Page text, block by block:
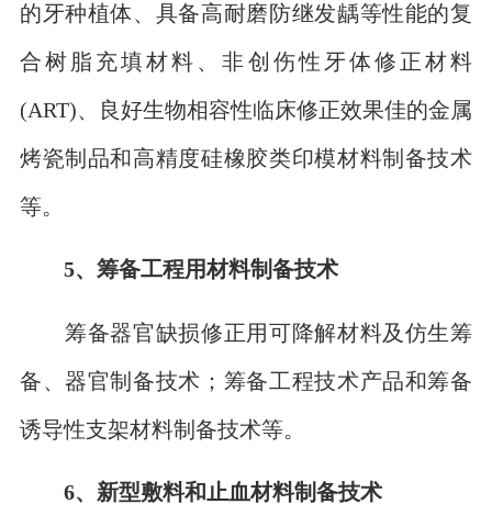
的牙种植体、具备高耐磨防继发龋等性能的复
合树脂充填材料、非创伤性牙体修正材料
(ART)、良好生物相容性临床修正效果佳的金属
烤瓷制品和高精度硅橡胶类印模材料制备技术
等。
5、筹备工程用材料制备技术
筹备器官缺损修正用可降解材料及仿生筹
备、器官制备技术；筹备工程技术产品和筹备
诱导性支架材料制备技术等。
6、新型敷料和止血材料制备技术